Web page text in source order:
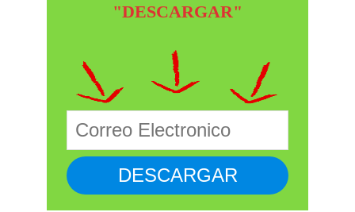
"DESCARGAR"